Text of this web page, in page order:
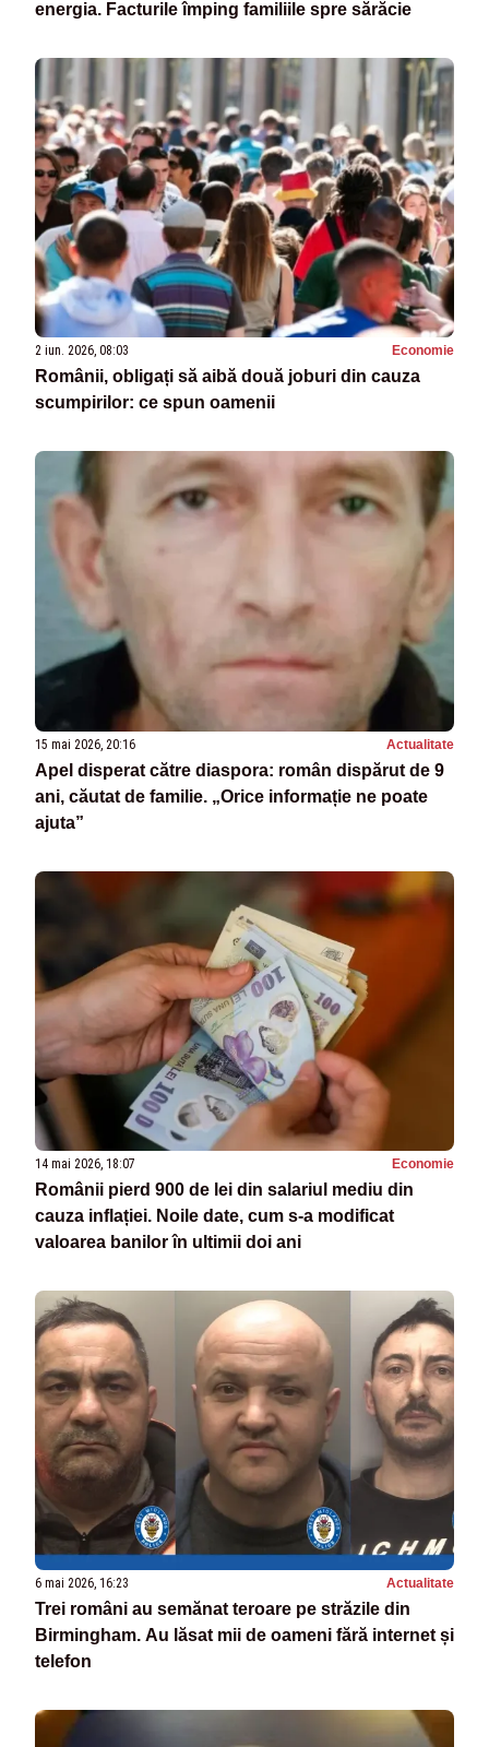
energia. Facturile împing familiile spre sărăcie
2 iun. 2026, 08:03 Economie
Românii, obligați să aibă două joburi din cauza
scumpirilor: ce spun oamenii
15 mai 2026, 20:16 Actualitate
Apel disperat către diaspora: român dispărut de 9
ani, căutat de familie. „Orice informație ne poate
ajuta”
14 mai 2026, 18:07 Economie
Românii pierd 900 de lei din salariul mediu din
cauza inflației. Noile date, cum s-a modificat
valoarea banilor în ultimii doi ani
6 mai 2026, 16:23 Actualitate
Trei români au semănat teroare pe străzile din
Birmingham. Au lăsat mii de oameni fără internet și
telefon